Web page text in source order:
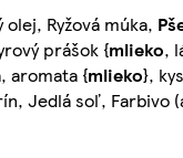
Ryžová múka,
prášok {mlieko,
aromata {mlieko},
Jedlá soľ, Farbivo